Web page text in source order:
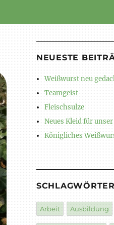
NEUESTE
Weißwurst neu
Teamgeist
Fleischsulze
Neues Kleid für
Königliches
SCHLAGWÖRTER
Arbeit Ausbildung